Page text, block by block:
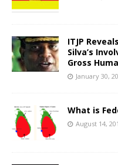
ITJP
Silva’s
Gross
January 30,
What is
August 14,